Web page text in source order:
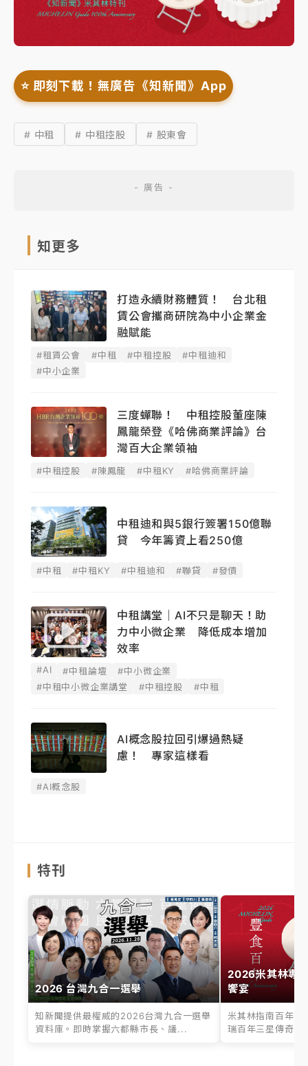
⭐️ 即刻下載！無廣告《知新聞》App
# 中租 # 中租控股 # 股東會
知更多
打造永續財務體質！ 台北租
賃公會攜商研院為中小企業金
融賦能
#租賃公會 #中租 #中租控股
#中租迪和
#中小企業
三度蟬聯！ 中租控股董座陳
鳳龍榮登《哈佛商業評論》台
灣百大企業領袖
#中租控股 #陳鳳龍 #中租KY #哈佛商業評論
中租迪和與5銀行簽署150億聯
貸 今年籌資上看250億
#中租 #中租KY #中租迪和 #聯貸 #發債
中租講堂｜AI不只是聊天！助
力中小微企業 降低成本增加
效率
#AI #中租論壇
#中小微企業
#中租中小微企業講堂
#中租控股 #中租
AI概念股拉回引爆過熱疑
慮！ 專家這樣看
#AI概念股
特刊
2026 台灣九合一選舉
知新聞提供最權威的2026台灣九合一選舉
資料庫。即時掌握六都縣市長、議...
2026米其林專
饗宴
米其林指南百年之
瑞百年三星傳奇、